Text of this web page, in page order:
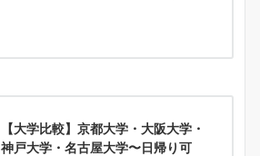
【大学比較】京都大学・大阪大学・
神戸大学・名古屋大学〜日帰り可